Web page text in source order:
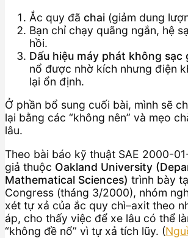
Ắc quy đã chai (giảm dung
Bạn chỉ chạy quãng ngắn, hệ
hồi.
Dấu hiệu máy phát không sạc
nổ được nhờ kích nhưng điện
lại ổn định.
Ở phần bổ sung cuối bài, mình sẽ
lại bằng các “không nên” và mẹo
lâu.
Theo bài báo kỹ thuật SAE 2000-
giả thuộc Oakland University
Mathematical Sciences) trình bày
Congress (tháng 3/2000), nhóm
xét tự xả của ắc quy chì–axit theo
áp, cho thấy việc để xe lâu có thể
“không đề nổ” vì tự xả tích lũy. (